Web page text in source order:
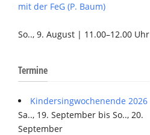
mit der FeG (P. Baum)
So.., 9. August | 11.00–12.00 Uhr
Termine
Kindersingwochenende 2026
Sa.., 19. September bis So.., 20.
September